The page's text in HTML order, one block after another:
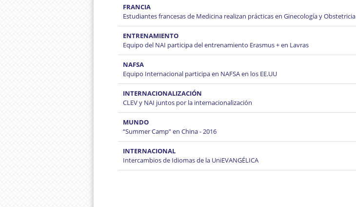
FRANCIA
Estudiantes francesas de Medicina realizan prácticas en Ginecología y Obstetricia
ENTRENAMIENTO
Equipo del NAI participa del entrenamiento Erasmus + en Lavras
NAFSA
Equipo Internacional participa en NAFSA en los EE.UU
INTERNACIONALIZACIÓN
CLEV y NAI juntos por la internacionalización
MUNDO
“Summer Camp” en China - 2016
INTERNACIONAL
Intercambios de Idiomas de la UniEVANGÉLICA